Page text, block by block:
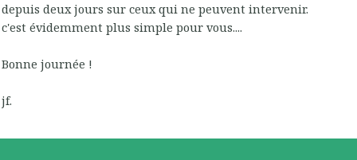
depuis deux jours sur ceux qui ne peuvent intervenir.
c'est évidemment plus simple pour vous....
Bonne journée !
jf.